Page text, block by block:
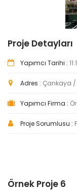
Proje Detayları
Yapımcı Tarihi :
Adres : Çankaya /
Yapımcı Firma :
Proje Sorumlusu :
Örnek Proje 6